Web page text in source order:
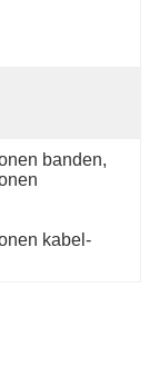
banden,
kabel-